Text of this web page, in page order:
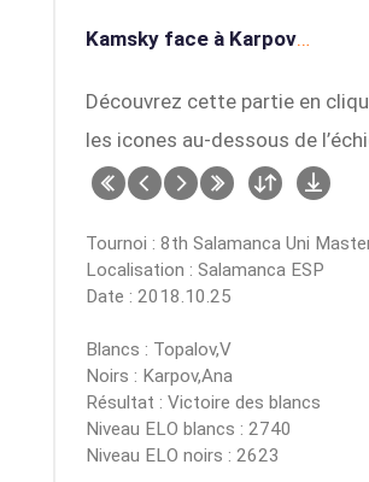
Kamsky face à Karpov…
Découvrez cette partie en
les icones au-dessous de
Tournoi : 8th Salamanca Uni
Localisation : Salamanca ESP
Date : 2018.10.25
Blancs : Topalov,V
Noirs : Karpov,Ana
Résultat : Victoire des blancs
Niveau ELO blancs : 2740
Niveau ELO noirs : 2623